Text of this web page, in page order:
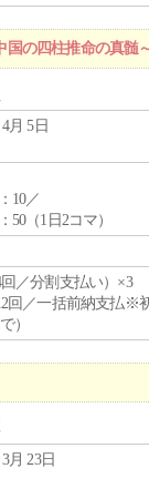
の四柱推命の真髄
月 5日
10／
50（1日2コマ）
回／分割支払い）×3
回／一括前納支払※
）
月 23日